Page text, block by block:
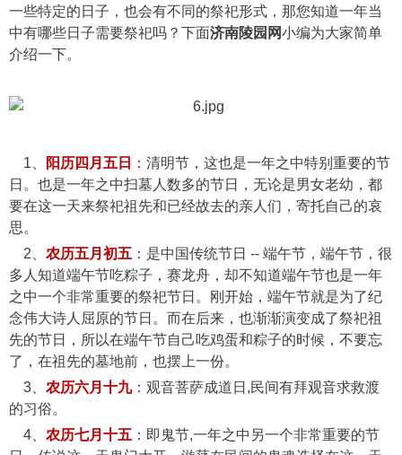
一些特定的日子，也会有不同的祭祀形式，那您知道一年当
中有哪些日子需要祭祀吗？下面济南陵园网小编为大家简单
介绍一下。
1、 阳历四月五日
：清明节，这也是一年之中特别重要的节
日。也是一年之中扫墓人数多的节日，无论是男女老幼，都
要在这一天来祭祀祖先和已经故去的亲人们，寄托自己的哀
思。
2、 农历五月初五 ：是中国传统节日 -- 端午节，端午节，很
多人知道端午节吃粽子，赛龙舟，却不知道端午节也是一年
之中一个非常重要的祭祀节日。刚开始，端午节就是为了纪
念伟大诗人屈原的节日。而在后来，也渐渐演变成了祭祀祖
先的节日，所以在端午节自己吃鸡蛋和粽子的时候，不要忘
了，在祖先的墓地前，也摆上一份。
3、 农历六月十九：观音菩萨成道日,民间有拜观音求救渡
的习俗。
4、 农历七月十五 ：即鬼节,一年之中另一个非常重要的节